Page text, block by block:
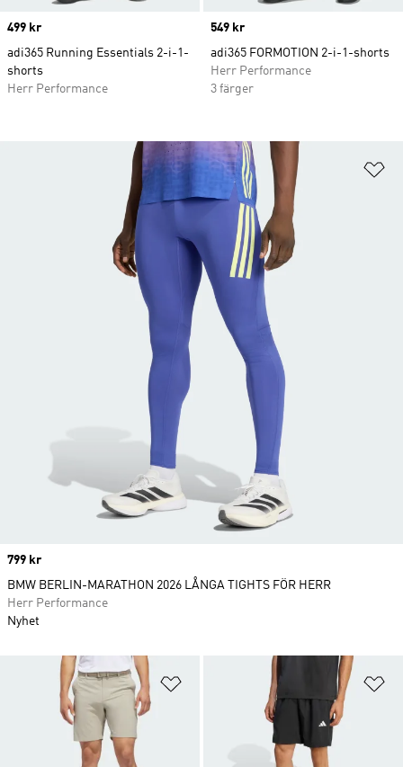
Price
499 kr
adi365 Running Essentials 2-i-1-
shorts
Herr Performance
Price
549 kr
adi365 FORMOTION 2-i-1-shorts
Herr Performance
3 färger
Lägg till på önskelistan
Price
799 kr
BMW BERLIN-MARATHON 2026 LÅNGA TIGHTS FÖR HERR
Herr Performance
Nyhet